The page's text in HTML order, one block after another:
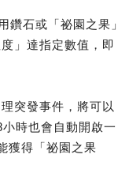
鑽石或「祕園之果」
」達指定數值，即
突發事件，將可以
時也會自動開啟一
獲得「祕園之果